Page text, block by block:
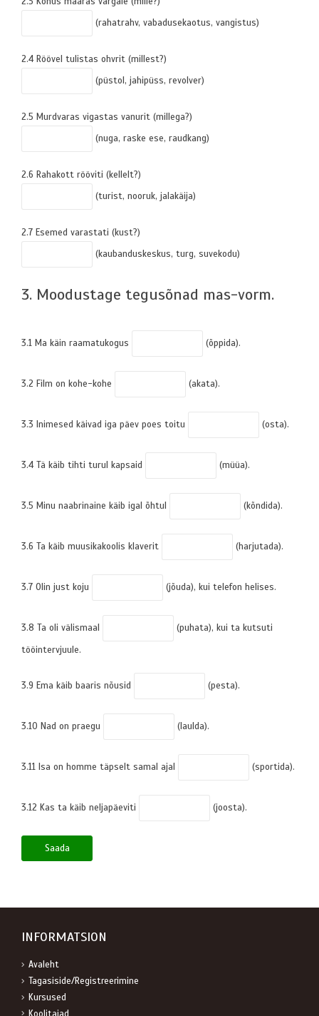
(rahatrahv, vabadusekaotus, vangistus)
2.4 Röövel tulistas ohvrit (millest?)
(püstol, jahipüss, revolver)
2.5 Murdvaras vigastas vanurit (millega?)
(nuga, raske ese, raudkang)
2.6 Rahakott rööviti (kellelt?)
(turist, nooruk, jalakäija)
2.7 Esemed varastati (kust?)
(kaubanduskeskus, turg, suvekodu)
3. Moodustage tegusõnad mas-vorm.
3.1 Ma käin raamatukogus (õppida).
3.2 Film on kohe-kohe (akata).
3.3 Inimesed käivad iga päev poes toitu (osta).
3.4 Tä käib tihti turul kapsaid (müüa).
3.5 Minu naabrinaine käib igal õhtul (kõndida).
3.6 Ta käib muusikakoolis klaverit (harjutada).
3.7 Olin just koju (jõuda), kui telefon helises.
3.8 Ta oli välismaal
(puhata), kui ta kutsuti
tööintervjuule.
3.9 Ema käib baaris nõusid (pesta).
3.10 Nad on praegu (laulda).
3.11 Isa on homme täpselt samal ajal (sportida).
3.12 Kas ta käib neljapäeviti (joosta).
INFORMATSION
Avaleht
Tagasiside/Registreerimine
Kursused
Koolitajad